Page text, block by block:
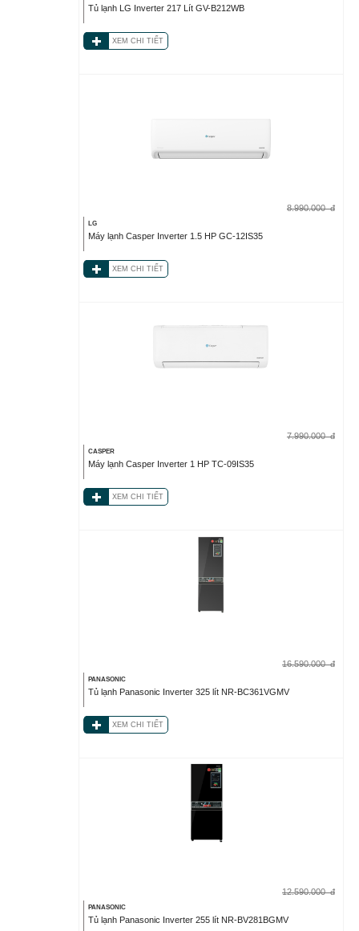
Tủ lạnh LG Inverter 217 Lít GV-B212WB
XEM CHI TIẾT
8.990.000 đ
LG
Máy lạnh Casper Inverter 1.5 HP GC-12IS35
XEM CHI TIẾT
7.990.000 đ
CASPER
Máy lạnh Casper Inverter 1 HP TC-09IS35
XEM CHI TIẾT
16.590.000 đ
PANASONIC
Tủ lạnh Panasonic Inverter 325 lít NR-BC361VGMV
XEM CHI TIẾT
12.590.000 đ
PANASONIC
Tủ lạnh Panasonic Inverter 255 lít NR-BV281BGMV